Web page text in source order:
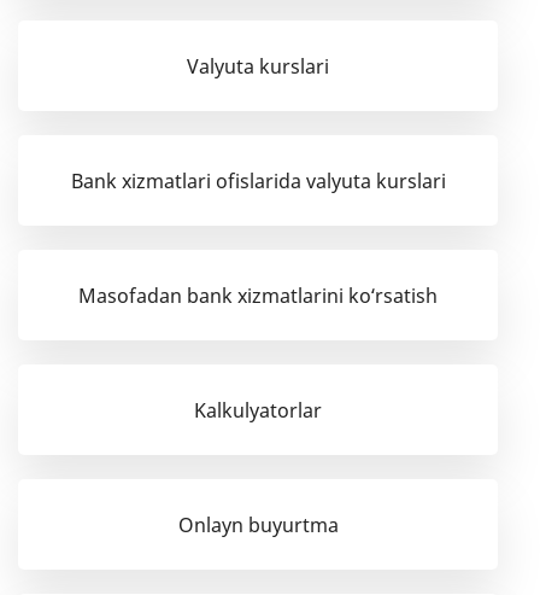
Valyuta kurslari
Bank xizmatlari ofislarida valyuta kurslari
Masofadan bank xizmatlarini ko‘rsatish
Kalkulyatorlar
Onlayn buyurtma